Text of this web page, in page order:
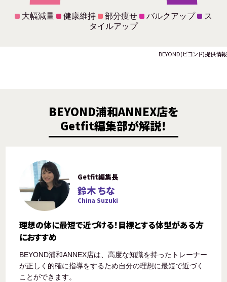
大幅減量 健康維持 部分痩せ バルクアップ
ス
タイルアップ
BEYOND(ビヨンド)提供情報
BEYOND浦和ANNEX店を
Getfit編集部が解説！
Getfit編集長
鈴木 ちな
China Suzuki
理想の体に最短で近づける！目標とする体型がある方
におすすめ
BEYOND浦和ANNEX店は、高度な知識を持ったトレーナー
が正しく的確に指導をするため自分の理想に最短で近づく
ことができます。